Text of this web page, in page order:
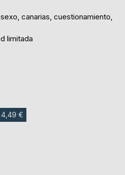
canarias, cuestionamiento,
limitada
4,49 €